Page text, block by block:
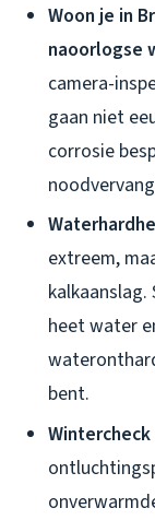
Woon je in
naoorlogse
camera-
gaan niet
corrosie
extreem,
heet water
bent.